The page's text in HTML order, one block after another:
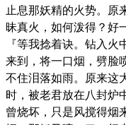
止息那妖精的火势。原
昧真火，如何泼得？好
『等我捻着诀。钻入
来到，将一口烟，劈脸
不住泪落如雨。原来这
时，被老君放在八封炉
曾烧坏，只是风搅得烟